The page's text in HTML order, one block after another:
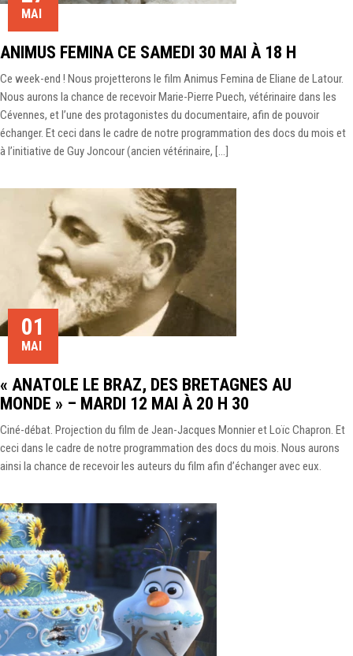
MAI
ANIMUS FEMINA CE SAMEDI 30 MAI À 18 H
Ce week-end ! Nous projetterons le film Animus Femina de Eliane de Latour.
Nous aurons la chance de recevoir Marie-Pierre Puech, vétérinaire dans les
Cévennes, et l’une des protagonistes du documentaire, afin de pouvoir
échanger. Et ceci dans le cadre de notre programmation des docs du mois et
à l’initiative de Guy Joncour (ancien vétérinaire, […]
01
MAI
« ANATOLE LE BRAZ, DES BRETAGNES AU
MONDE » – MARDI 12 MAI À 20 H 30
Ciné-débat. Projection du film de Jean-Jacques Monnier et Loïc Chapron. Et
ceci dans le cadre de notre programmation des docs du mois. Nous aurons
ainsi la chance de recevoir les auteurs du film afin d’échanger avec eux.